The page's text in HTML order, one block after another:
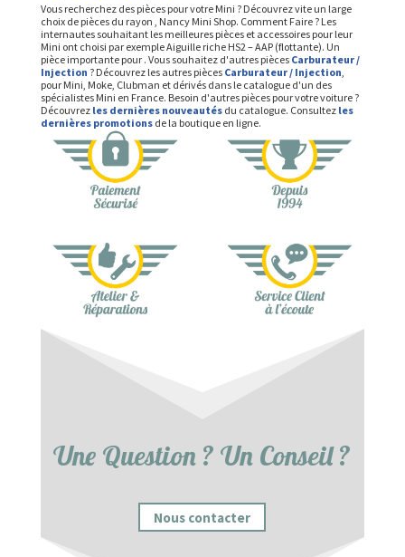
Vous recherchez des pièces pour votre Mini ? Découvrez vite un large
choix de pièces du rayon , Nancy Mini Shop. Comment Faire ? Les
internautes souhaitant les meilleures pièces et accessoires pour leur
Mini ont choisi par exemple Aiguille riche HS2 – AAP (flottante). Un
pièce importante pour . Vous souhaitez d'autres pièces Carburateur /
Injection ? Découvrez les autres pièces Carburateur / Injection
pour Mini, Moke, Clubman et dérivés dans le catalogue d'un des
spécialistes Mini en France. Besoin d'autres pièces pour votre voiture ?
Découvrez les dernières nouveautésdu catalogue. Consultez les
dernières promotionsde la boutique en ligne.
Une Question ? Un Conseil ?
Nous contacter